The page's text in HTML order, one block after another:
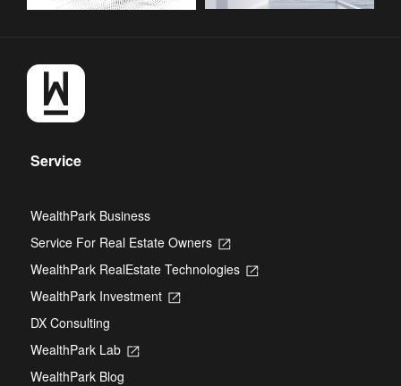
Service
WealthPark Business
Service For Real Estate Owners
Opens
a
WealthPark RealEstate Technologies
Opens
WealthPark Investment
Opens
DX Consulting
WealthPark Lab
Opens
WealthPark Blog